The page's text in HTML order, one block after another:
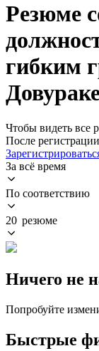
Резюме
гибким
Чтобы видеть все
После
За всё время
По соответствию
20 резюме
Ничего не
Попробуйте
Быстрые